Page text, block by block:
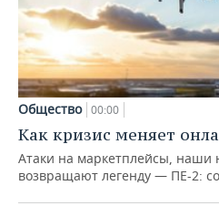
Общество 00:00
Как кризис меняет
Атаки на маркетплейсы, наши
возвращают легенду — ПЕ-2: